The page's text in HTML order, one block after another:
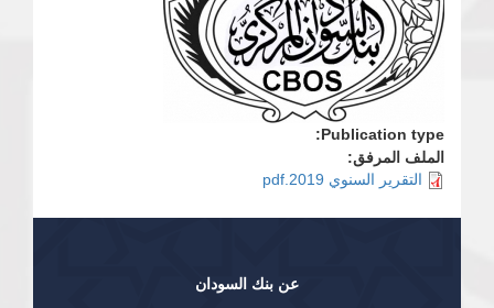
Publication type:
الملف المرفق:
التقرير السنوي 2019.pdf
عن بنك السودان